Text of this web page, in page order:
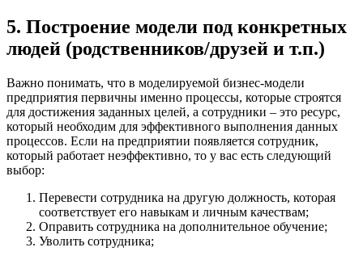
5. Построение модели под конкретных
людей (родственников/друзей и т.п.)
Важно понимать, что в моделируемой бизнес-модели
предприятия первичны именно процессы, которые строятся
для достижения заданных целей, а сотрудники – это ресурс,
который необходим для эффективного выполнения данных
процессов. Если на предприятии появляется сотрудник,
который работает неэффективно, то у вас есть следующий
выбор:
Перевести сотрудника на другую должность, которая
соответствует его навыкам и личным качествам;
Оправить сотрудника на дополнительное обучение;
Уволить сотрудника;